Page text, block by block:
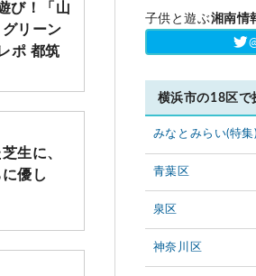
び！「山
リーン
ポ 都筑
生に、
優し
子供と遊ぶ湘南情
横浜市の18区で
みなとみらい(特集)
青葉区
泉区
神奈川区